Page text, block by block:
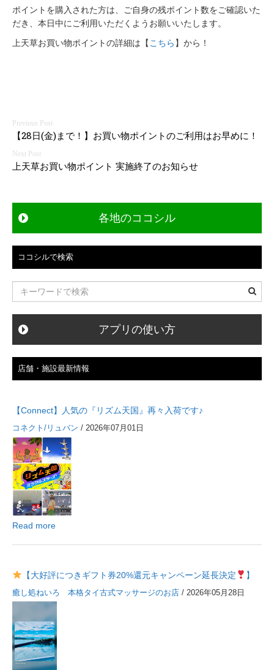
ポイントを購入された方は、ご自身の残ポイント数をご確認いた
だき、本日中にご利用いただくようお願いいたします。
上天草お買い物ポイントの詳細は【 こちら 】から！
投
稿
ナ
ビ
ー
シ
ョ
ン
【28日(金)まで！】お買い物ポイントのご利用はお早めに！
上天草お買い物ポイント 実施終了のお知らせ
各地のココシル
ココシルで検索
アプリの使い方
店舗・施設最新情報
【Connect】人気の『リズム天国』再々入荷です♪
コネクト/リュバン / 2026年07月01日
Read more
【大好評につきギフト券20%還元キャンペーン延長決定 】
癒し処ねいろ 本格タイ古式マッサージのお店 / 2026年05月28日